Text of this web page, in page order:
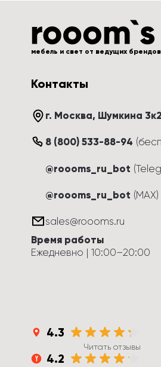
мебель и свет от ведущих брендов
Контакты
г. Москва, Шумкина 3к2
8 (800) 533-88-94 (
@roooms_ru_bot
@roooms_ru_bot (MAX)
sales@roooms.ru
Время работы
Ежедневно | 10:00–20:00
4.3
Читать отзывы
4.2